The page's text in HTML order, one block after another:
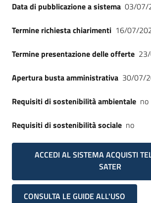
Data di pubblicazione a sistema 03/07/
Termine richiesta chiarimenti 16/07/
Termine presentazione delle offerte
Apertura busta amministrativa 30/07/
Requisiti di sostenibilità ambientale no
Requisiti di sostenibilità sociale no
ACCEDI AL SISTEMA ACQUISTI
SATER
CONSULTA LE GUIDE ALL'USO